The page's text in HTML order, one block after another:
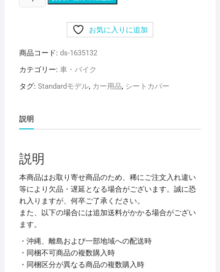
フ
シ
ー
カ
ー
ダ
ツ
ハ
イ
ゼ
ッ
ト
カ
ー
ゴ
S321V
お気に入りに追加
商品コード: ds-1635132
カテゴリー: 車・バイク
タグ: Standardモデル, カー用品, シートカバー
説明
説明
本商品はお取り寄せ商品のため、稀にご注文入れ違い
等により欠品・遅延となる場合がございます。誠に恐
れ入りますが、何卒ご了承ください。
また、以下の場合には追加送料がかかる場合がござい
ます。
・沖縄、離島および一部地域への配送時
・同梱不可商品の複数購入時
・同梱区分が異なる商品の複数購入時